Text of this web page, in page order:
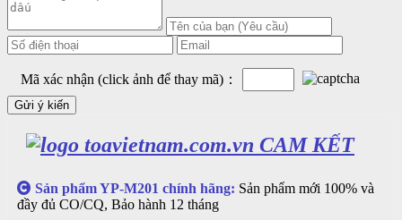
Mã xác nhận (click ảnh để thay mã)：
CAM KẾT
Sản phẩm YP-M201 chính hãng: Sản phẩm mới 100% và
đầy đủ CO/CQ, Bảo hành 12 tháng